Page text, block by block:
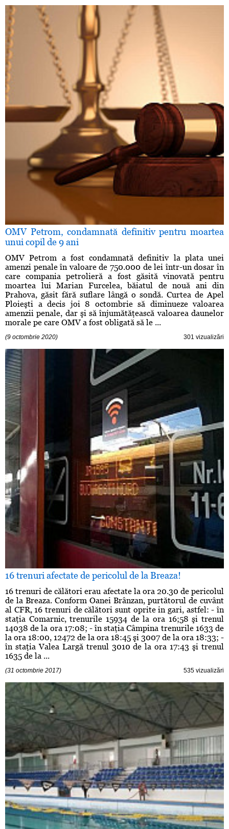
OMV Petrom, condamnată definitiv pentru moartea
unui copil de 9 ani
OMV Petrom a fost condamnată definitiv la plata unei
amenzi penale în valoare de 750.000 de lei într-un dosar în
care compania petrolieră a fost găsită vinovată pentru
moartea lui Marian Furcelea, băiatul de nouă ani din
Prahova, găsit fără suflare lângă o sondă. Curtea de Apel
Ploieşti a decis joi 8 octombrie să diminueze valoarea
amenzii penale, dar şi să înjumătăţească valoarea daunelor
morale pe care OMV a fost obligată să le ...
(9 octombrie 2020) 301 vizualizări
16 trenuri afectate de pericolul de la Breaza!
16 trenuri de călători erau afectate la ora 20.30 de pericolul
de la Breaza. Conform Oanei Brânzan, purtătorul de cuvânt
al CFR, 16 trenuri de călători sunt oprite in gari, astfel: - în
staţia Comarnic, trenurile 15934 de la ora 16;58 şi trenul
14038 de la ora 17:08; - în staţia Câmpina trenurile 1633 de
la ora 18:00, 12472 de la ora 18:45 şi 3007 de la ora 18:33; -
în staţia Valea Largă trenul 3010 de la ora 17:43 şi trenul
1635 de la ...
(31 octombrie 2017) 535 vizualizări